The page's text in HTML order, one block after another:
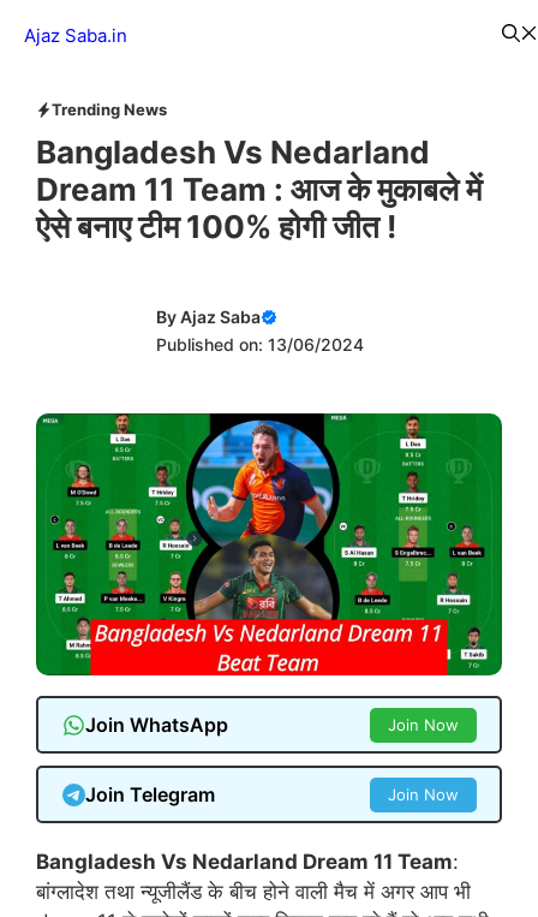
Ajaz Saba.in
Trending News
Bangladesh Vs Nedarland
Dream 11 Team : आज के मुकाबले में
ऐसे बनाए टीम 100% होगी जीत !
ByAjaz Saba
Published on: 13/06/2024
Join WhatsApp Join Now
Join Telegram Join Now
Bangladesh Vs Nedarland Dream 11 Team:
बांग्लादेश तथा न्यूजीलैंड के बीच होने वाली मैच में अगर आप भी